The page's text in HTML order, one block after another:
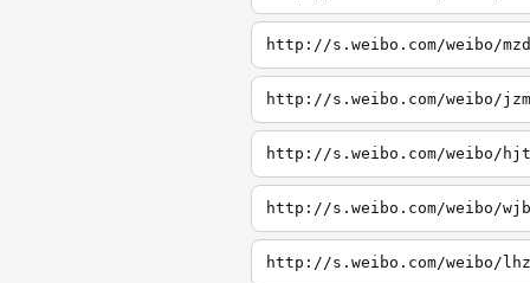
http://s.weibo.com/weibo/mzd
http://s.weibo.com/weibo/jzm
http://s.weibo.com/weibo/hjt
http://s.weibo.com/weibo/wjb
http://s.weibo.com/weibo/lhz